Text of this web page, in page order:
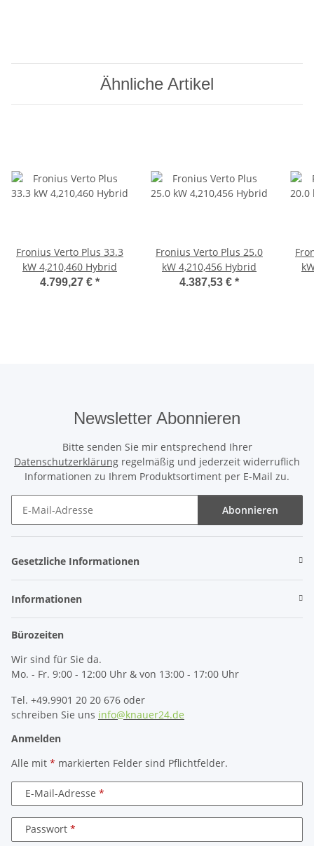
Ähnliche Artikel
Fronius Verto Plus 33.3
kW 4,210,460 Hybrid
4.799,27 € *
Fronius Verto Plus 25.0
kW 4,210,456 Hybrid
4.387,53 € *
Newsletter Abonnieren
Bitte senden Sie mir entsprechend Ihrer
Datenschutzerklärung regelmäßig und jederzeit widerruflich
Informationen zu Ihrem Produktsortiment per E-Mail zu.
Abonnieren
Gesetzliche Informationen
Informationen
Bürozeiten
Wir sind für Sie da.
Mo. - Fr. 9:00 - 12:00 Uhr & von 13:00 - 17:00 Uhr
Tel. +49.9901 20 20 676 oder
schreiben Sie uns info@knauer24.de
Anmelden
Alle mit * markierten Felder sind Pflichtfelder.
E-Mail-Adresse
Passwort